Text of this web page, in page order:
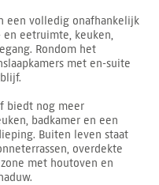
een volledig onafhankelijk
eetruimte, keuken,
Rondom het
met en-suite
biedt nog meer
badkamer en een
Buiten leven staat
overdekte
met houtoven en